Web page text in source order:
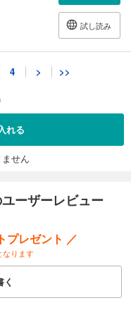
試し読み
4 > >>
れる
せん
ーザーレビュー
プレゼント ／
なります